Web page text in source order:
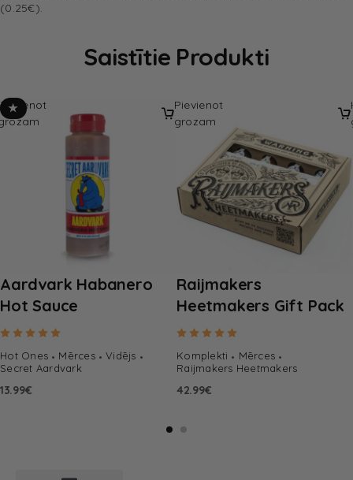
(0.25€).
Saistītie Produkti
★
Aardvark Habanero
Hot Sauce
Hot Ones Mērces
Vidējs
Secret Aardvark
13.99€
Raijmakers
Heetmakers Gift Pack
Komplekti
Mērces
Raijmakers Heetmakers
42.99€
Pievienot
grozam